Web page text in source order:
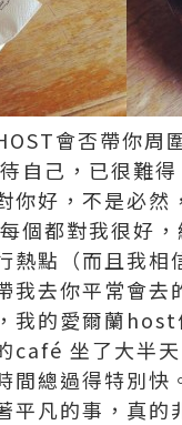
會否帶你周
自己，已很難
你好，不是必然
個都對我很好
熱點（而且我相
我去你平常會去
我的愛爾蘭
café 坐了大半
間總過得特別快
平凡的事，真的